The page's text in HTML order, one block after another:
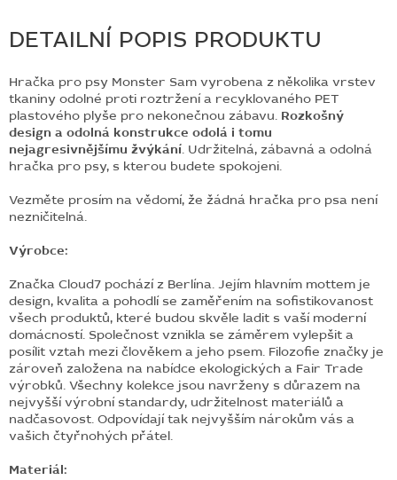
DETAILNÍ POPIS PRODUKTU
Hračka pro psy Monster Sam vyrobena z několika vrstev
tkaniny odolné proti roztržení a recyklovaného PET
plastového plyše pro nekonečnou zábavu. Rozkošný
design a odolná konstrukce odolá i tomu
nejagresivnějšímu žvýkání. Udržitelná, zábavná a odolná
hračka pro psy, s kterou budete spokojeni.
Vezměte prosím na vědomí, že žádná hračka pro psa není
nezničitelná.
Výrobce:
Značka Cloud7 pochází z Berlína. Jejím hlavním mottem je
design, kvalita a pohodlí se zaměřením na sofistikovanost
všech produktů, které budou skvěle ladit s vaší moderní
domácností. Společnost vznikla se záměrem vylepšit a
posílit vztah mezi člověkem a jeho psem. Filozofie značky je
zároveň založena na nabídce ekologických a Fair Trade
výrobků. Všechny kolekce jsou navrženy s důrazem na
nejvyšší výrobní standardy, udržitelnost materiálů a
nadčasovost. Odpovídají tak nejvyšším nárokům vás a
vašich čtyřnohých přátel.
Materiál: